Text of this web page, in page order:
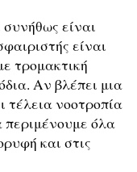
είναι
είναι
τρομακτική
Αν βλέπει μια
τέλεια νοοτροπία
περιμένουμε όλα
και στις